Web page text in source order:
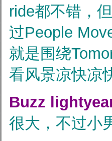
ride都不错，
过People
就是围绕
看风景凉快凉
Buzz
很大，不过小